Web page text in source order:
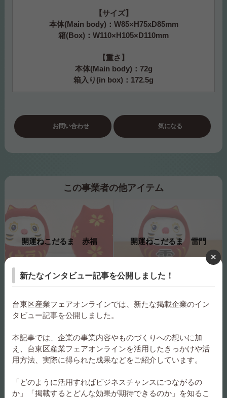
【サイズ】
本体(Main body)：W85×H75xD85mm
箱(Box)：W110×H105×D110mm
【重さ】
本体(Main body)：72g
箱入り(in box)：172.5g
お問い合わせ 気になる
この事業者の他アイテム
開運ねこだるま 赤福 開運ねこだるま 雷門
美濃焼コースター 浮世絵 ×
ねこだらけシリーズ「富嶽
裏」
美濃焼コースター 浮世絵 ×
美濃焼コースター 「ニャリ
開運ねこだるま 黒金
新たなインタビュー記事を公開しました！
台東区産業フェアオンラインでは、新たな掲載企業のイン
タビュー記事を公開しました。
本記事では、企業の事業内容やものづくりへの想いに加
え、台東区産業フェアオンラインを活用したきっかけや活
用方法、実際に得られた成果などをご紹介しています。
「どのように活用すればビジネスチャンスにつながるの
か」「掲載するとどんな効果が期待できるのか」を知るこ